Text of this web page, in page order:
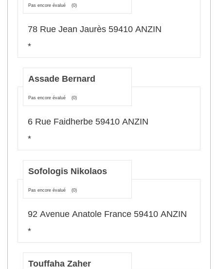
Pas encore évalué (0)
78 Rue Jean Jaurès 59410 ANZIN
*
Assade Bernard
Pas encore évalué (0)
6 Rue Faidherbe 59410 ANZIN
*
Sofologis Nikolaos
Pas encore évalué (0)
92 Avenue Anatole France 59410 ANZIN
*
Touffaha Zaher